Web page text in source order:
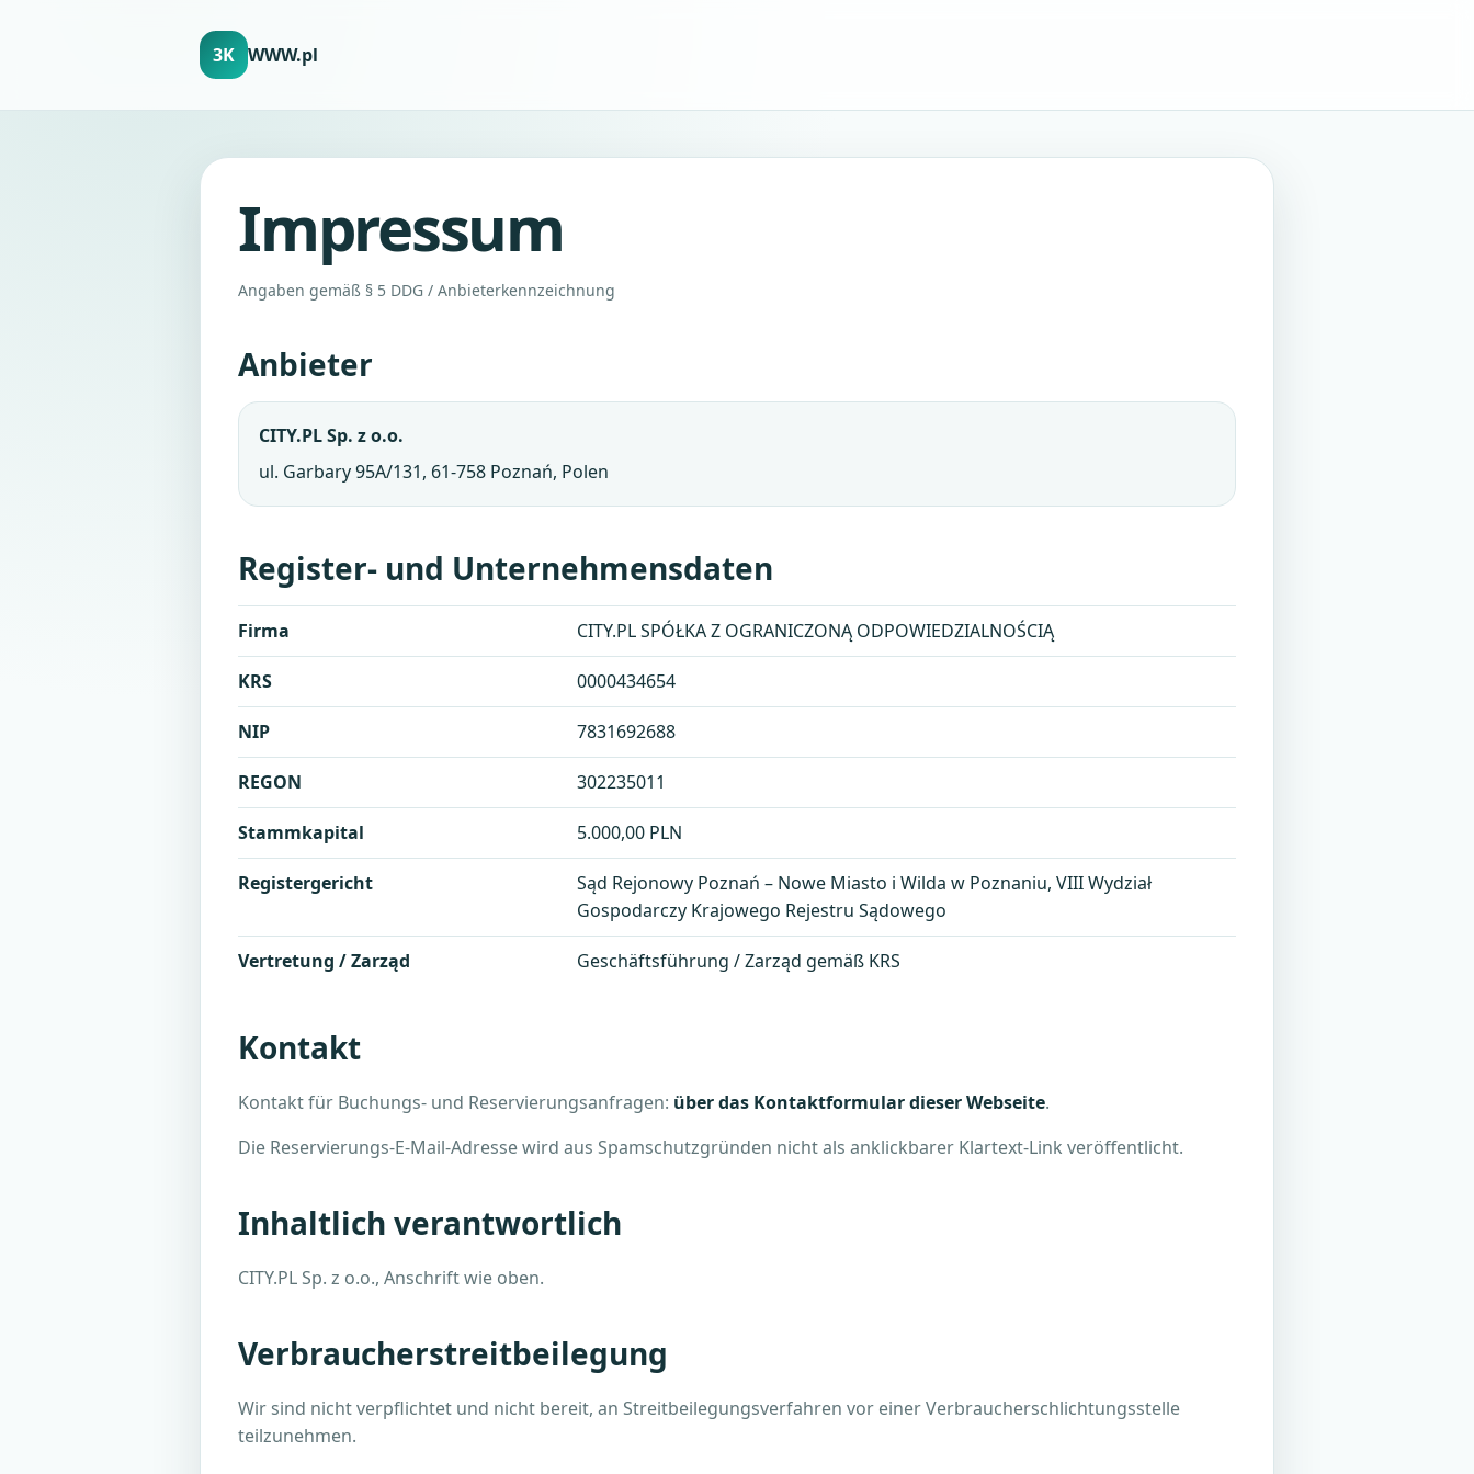
3K WWW.pl
Impressum
Angaben gemäß § 5 DDG / Anbieterkennzeichnung
Anbieter
CITY.PL Sp. z o.o.
ul. Garbary 95A/131, 61-758 Poznań, Polen
Register- und Unternehmensdaten
Firma CITY.PL SPÓŁKA Z OGRANICZONĄ ODPOWIEDZIALNOŚCIĄ
KRS 0000434654
NIP 7831692688
REGON 302235011
Stammkapital 5.000,00 PLN
Registergericht
Sąd Rejonowy Poznań – Nowe Miasto i Wilda w Poznaniu, VIII Wydział
Gospodarczy Krajowego Rejestru Sądowego
Vertretung / Zarząd Geschäftsführung / Zarząd gemäß KRS
Kontakt
Kontakt für Buchungs- und Reservierungsanfragen: über das Kontaktformular dieser Webseite.
Die Reservierungs-E-Mail-Adresse wird aus Spamschutzgründen nicht als anklickbarer Klartext-Link veröffentlicht.
Inhaltlich verantwortlich
CITY.PL Sp. z o.o., Anschrift wie oben.
Verbraucherstreitbeilegung
Wir sind nicht verpflichtet und nicht bereit, an Streitbeilegungsverfahren vor einer Verbraucherschlichtungsstelle
teilzunehmen.